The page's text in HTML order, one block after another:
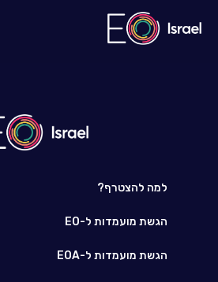
למה להצטרף?
הגשת מועמדות ל-EO
הגשת מועמדות ל-EOA